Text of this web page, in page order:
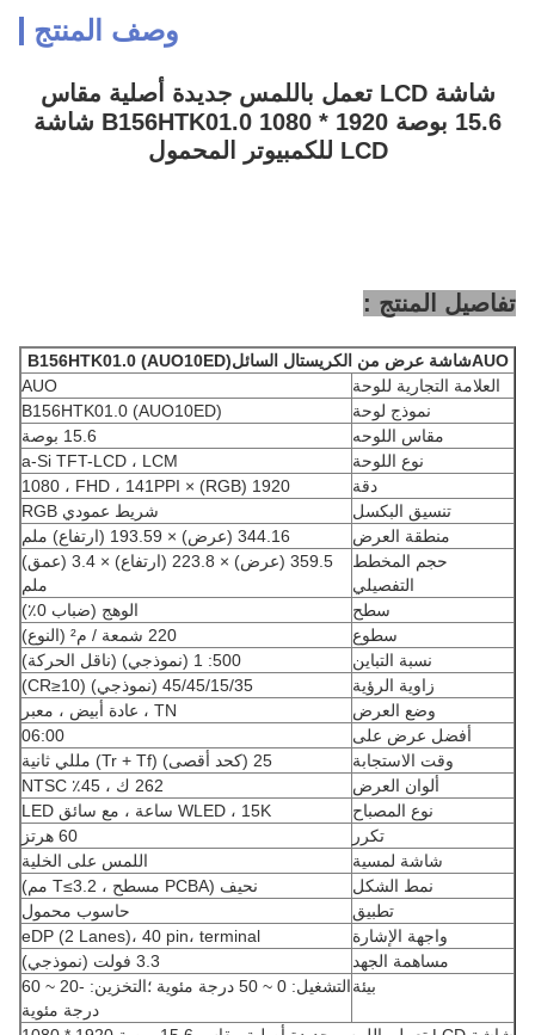
وصف المنتج
شاشة LCD تعمل باللمس جديدة أصلية مقاس
15.6 بوصة 1920 * 1080 B156HTK01.0 شاشة
LCD للكمبيوتر المحمول
تفاصيل المنتج :
AUOشاشة عرض من الكريستال السائلB156HTK01.0 (AUO10ED)
العلامة التجارية للوحة
AUO
نموذج لوحة
B156HTK01.0 (AUO10ED)
مقاس اللوحه
15.6 بوصة
نوع اللوحة
a-Si TFT-LCD ، LCM
دقة
1920 (RGB) × 1080 ، FHD ، 141PPI
تنسيق البكسل
شريط عمودي RGB
منطقة العرض
344.16 (عرض) × 193.59 (ارتفاع) ملم
حجم المخطط
التفصيلي
359.5 (عرض) × 223.8 (ارتفاع) × 3.4 (عمق)
ملم
سطح
الوهج (ضباب 0٪)
سطوع
220 شمعة / م² (النوع)
نسبة التباين
500: 1 (نموذجي) (ناقل الحركة)
زاوية الرؤية
45/45/15/35 (نموذجي) (CR≥10)
وضع العرض
TN ، عادة أبيض ، معبر
أفضل عرض على
06:00
وقت الاستجابة
25 (كحد أقصى) (Tr + Tf) مللي ثانية
ألوان العرض
262 ك ، 45٪ NTSC
نوع المصباح
WLED ، 15K ساعة ، مع سائق LED
تكرر
60 هرتز
شاشة لمسية
اللمس على الخلية
نمط الشكل
نحيف (PCBA مسطح ، T≤3.2 مم)
تطبيق
حاسوب محمول
واجهة الإشارة
eDP (2 Lanes)، 40 pin، terminal
مساهمة الجهد
3.3 فولت (نموذجي)
بيئة
التشغيل: 0 ~ 50 درجة مئوية ؛التخزين: -20 ~ 60
درجة مئوية